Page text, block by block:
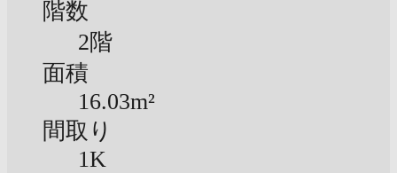
階数
2階
面積
16.03m²
間取り
1K